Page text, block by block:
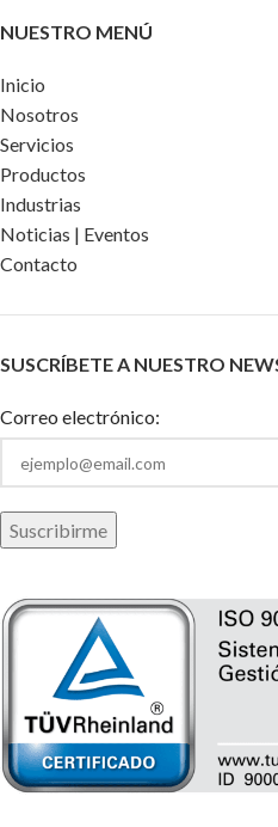
NUESTRO MENÚ
Inicio
Nosotros
Servicios
Productos
Industrias
Noticias | Eventos
Contacto
SUSCRÍBETE A NUESTRO
Correo electrónico: